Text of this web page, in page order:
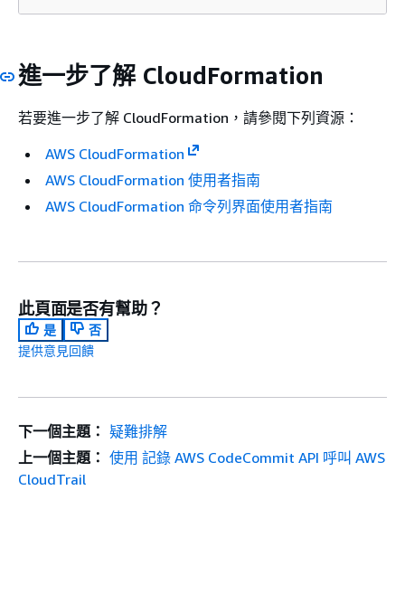
進一步了解 CloudFormation
若要進一步了解 CloudFormation，請參閱下列資源：
AWS CloudFormation
AWS CloudFormation 使用者指南
AWS CloudFormation 命令列界面使用者指南
此頁面是否有幫助？
是
否
提供意見回饋
下一個主題： 疑難排解
上一個主題： 使用 記錄 AWS CodeCommit API 呼叫 AWS
CloudTrail